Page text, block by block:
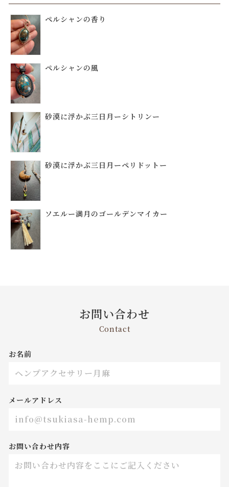
ペルシャンの香り
ペルシャンの風
砂漠に浮かぶ三日月ーシトリンー
砂漠に浮かぶ三日月ーペリドットー
ソエルー満月のゴールデンマイカー
お問い合わせ
Contact
お名前
メールアドレス
お問い合わせ内容